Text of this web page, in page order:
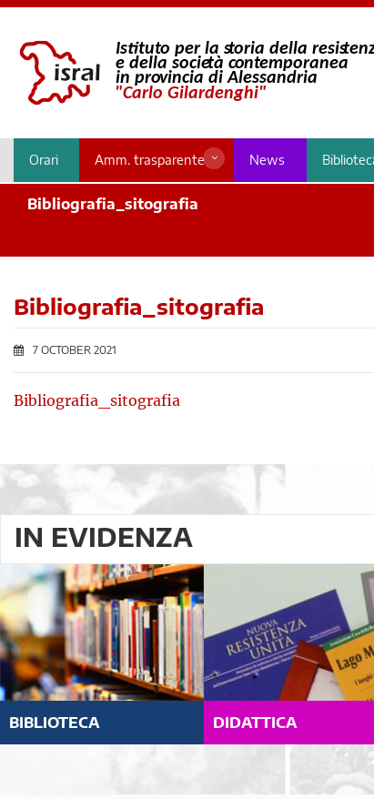
Orari Amm. trasparente News
Bibliografia_sitografia
Bibliografia_sitografia
7 OCTOBER 2021
Bibliografia_sitografia
IN EVIDENZA
BIBLIOTECA DIDATTICA